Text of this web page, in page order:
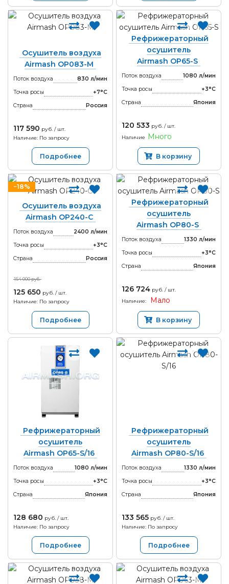
Осушитель воздуха
Airmash OP083-M
Поток воздуха
830 л/мин
Точка росы
+7°С
Страна
Россия
117 590 руб. / шт.
Наличие: По запросу
Подробнее
Рефрижераторный
осушитель
Airmash OP65-S
Поток воздуха
1080 л/мин
Точка росы
+3°С
Страна
Япония
120 533 руб. / шт.
Наличие
Много
В корзину
−18%
Осушитель воздуха
Airmash OP240-С
Поток воздуха
2400 л/мин
Точка росы
+3°С
Страна
Россия
154 000 руб.
125 650 руб. / шт.
Наличие: По запросу
Подробнее
Рефрижераторный
осушитель
Airmash OP80-S
Поток воздуха
1330 л/мин
Точка росы
+3°С
Страна
Япония
126 724 руб. / шт.
Наличие:
Мало
В корзину
Рефрижераторный
осушитель
Airmash OP65-S/16
Поток воздуха
1080 л/мин
Точка росы
+3°С
Страна
Япония
128 680 руб. / шт.
Наличие: По запросу
Подробнее
Рефрижераторный
осушитель
Airmash OP80-S/16
Поток воздуха
1330 л/мин
Точка росы
+3°С
Страна
Япония
133 565 руб. / шт.
Наличие: По запросу
Подробнее